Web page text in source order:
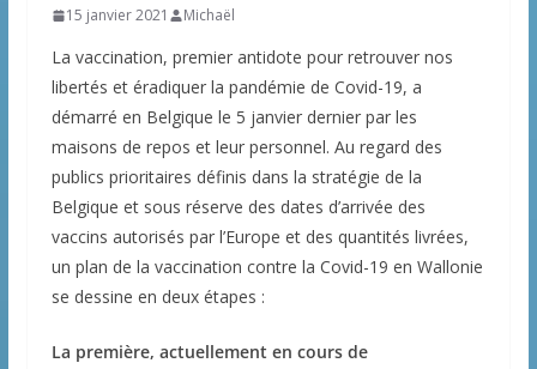
15 janvier 2021 Michaël
La vaccination, premier antidote pour retrouver nos
libertés et éradiquer la pandémie de Covid-19, a
démarré en Belgique le 5 janvier dernier par les
maisons de repos et leur personnel. Au regard des
publics prioritaires définis dans la stratégie de la
Belgique et sous réserve des dates d’arrivée des
vaccins autorisés par l’Europe et des quantités livrées,
un plan de la vaccination contre la Covid-19 en Wallonie
se dessine en deux étapes :
La première, actuellement en cours de